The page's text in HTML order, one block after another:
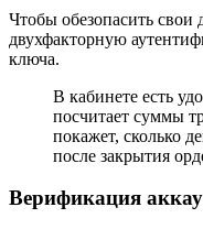
Чтобы обезопасить свои
двухфакторную
ключа.
В кабинете есть
посчитает суммы
покажет, сколько
после закрытия
Верификация